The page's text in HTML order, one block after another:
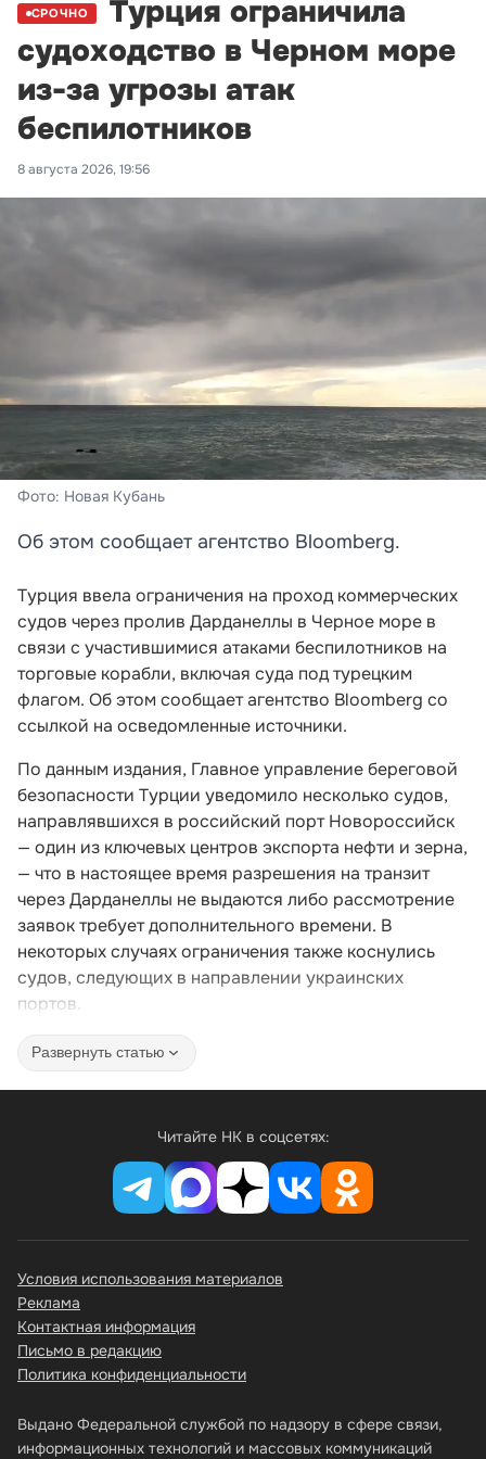
СРОЧНО
Турция ограничила
судоходство в Черном море
из-за угрозы атак
беспилотников
8 августа 2026, 19:56
Фото: Новая Кубань
Об этом сообщает агентство Bloomberg.
Турция ввела ограничения на проход коммерческих
судов через пролив Дарданеллы в Черное море в
связи с участившимися атаками беспилотников на
торговые корабли, включая суда под турецким
флагом. Об этом сообщает агентство Bloomberg со
ссылкой на осведомленные источники.
По данным издания, Главное управление береговой
безопасности Турции уведомило несколько судов,
направлявшихся в российский порт Новороссийск
— один из ключевых центров экспорта нефти и зерна,
— что в настоящее время разрешения на транзит
через Дарданеллы не выдаются либо рассмотрение
заявок требует дополнительного времени. В
некоторых случаях ограничения также коснулись
судов, следующих в направлении украинских
портов.
Развернуть статью
Читайте НК в соцсетях:
Выдано Федеральной службой по надзору в сфере связи,
информационных технологий и массовых коммуникаций
Условия использования материалов
Реклама
Контактная информация
Письмо в редакцию
Политика конфиденциальности